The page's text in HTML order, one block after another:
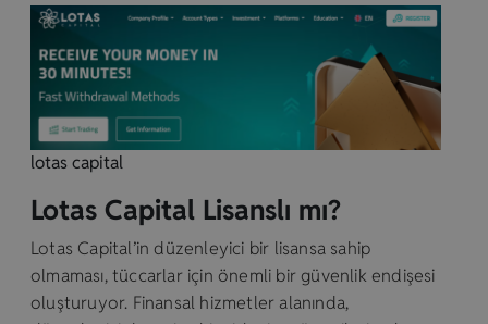
lotas capital
Lotas Capital Lisanslı mı?
Lotas Capital’in düzenleyici bir lisansa sahip
olmaması, tüccarlar için önemli bir güvenlik endişesi
oluşturuyor. Finansal hizmetler alanında,